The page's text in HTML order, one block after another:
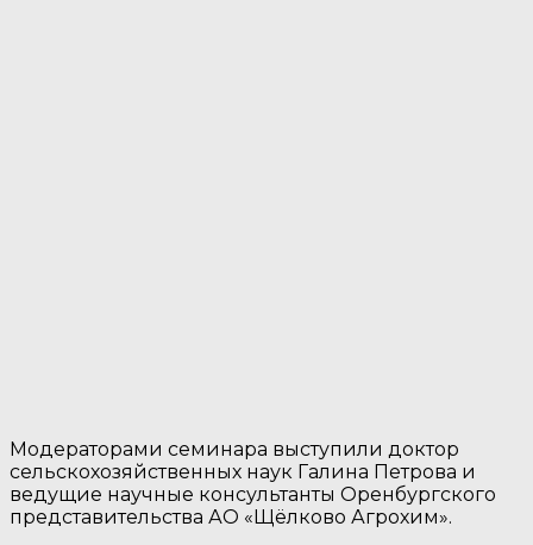
Модераторами семинара выступили доктор
сельскохозяйственных наук Галина Петрова и
ведущие научные консультанты Оренбургского
представительства АО «Щёлково Агрохим».